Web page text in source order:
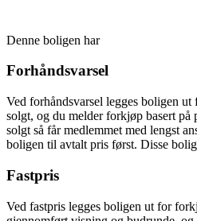
Denne boligen har
Forhåndsvarsel
Ved forhåndsvarsel legges boligen
solgt, og du melder forkjøp basert
solgt så får medlemmet med lengst
boligen til avtalt pris først. Disse
Fastpris
Ved fastpris legges boligen ut for